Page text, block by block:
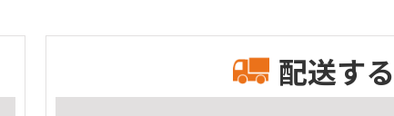
配送する